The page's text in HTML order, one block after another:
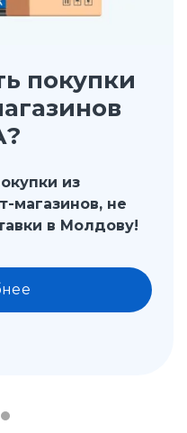
покупки
из
магазинов, не
в Молдову!